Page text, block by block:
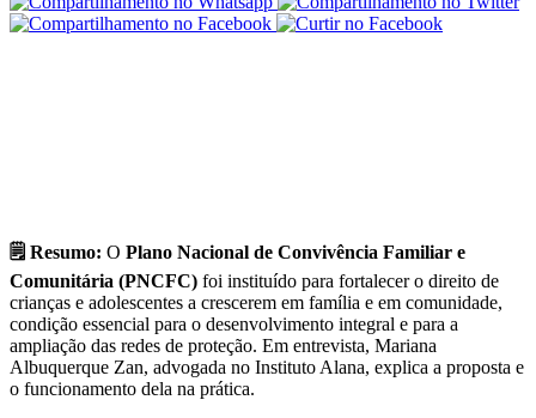
🗒 Resumo: O Plano Nacional de Convivência Familiar e
Comunitária (PNCFC) foi instituído para fortalecer o direito de
crianças e adolescentes a crescerem em família e em comunidade,
condição essencial para o desenvolvimento integral e para a
ampliação das redes de proteção. Em entrevista, Mariana
Albuquerque Zan, advogada no Instituto Alana, explica a proposta e
o funcionamento dela na prática.